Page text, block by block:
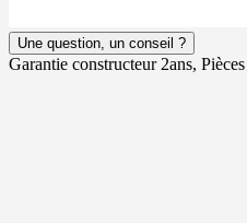
Une question, un conseil ?
Garantie constructeur 2ans,